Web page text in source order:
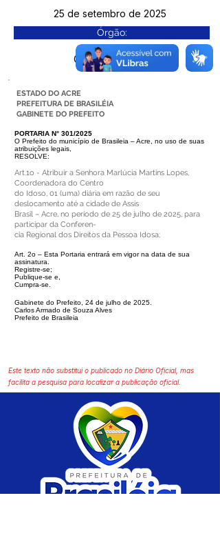
25 de setembro de 2025
Órgão:
Gab. Prefeito(a)
ESTADO DO ACRE
PREFEITURA DE BRASILÉIA
GABINETE DO PREFEITO
PORTARIA N° 301/2025
O Prefeito do município de Brasileia – Acre, no uso de suas
atribuições legais,
RESOLVE:
Art.1o - Atribuir a Senhora Marlúcia Martins Lopes,
Coordenadora do Centro
do Idoso, 01 (uma) diária em razão de seu
deslocamento até a cidade de Assis
Brasil – Acre, no período de 25 de julho de 2025, para
participar da Conferen-
cia Regional dos Direitos da Pessoa Idosa;
Art. 2o – Esta Portaria entrará em vigor na data de sua
assinatura.
Registre-se;
Publique-se e,
Cumpra-se.
Gabinete do Prefeito, 24 de julho de 2025.
Carlos Armado de Souza Alves
Prefeito de Brasileia
Este texto não substitui o publicado no Diário Oficial, mas
facilita a pesquisa para localizar a publicação oficial.